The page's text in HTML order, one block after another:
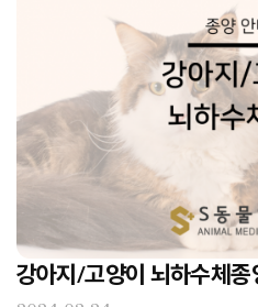
강아지/고양이 뇌하수체종